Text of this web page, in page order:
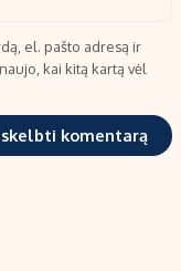
el. pašto adresą ir
kai kitą kartą vėl